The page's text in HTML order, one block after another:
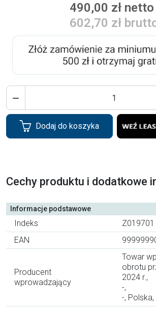
490,00 zł netto
602,70 zł

Dodaj do koszyka
Cechy produktu i dodatkowe
Informacje podstawowe
Indeks
Z019701
EAN
Producent
wprowadzający
Towar
obrotu
2024 r.,
-,
-, Polska,